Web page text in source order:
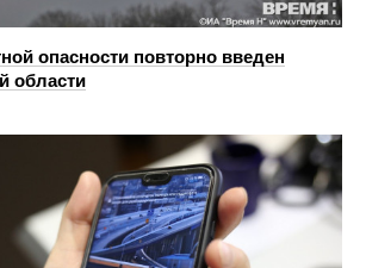
опасности повторно введен
области